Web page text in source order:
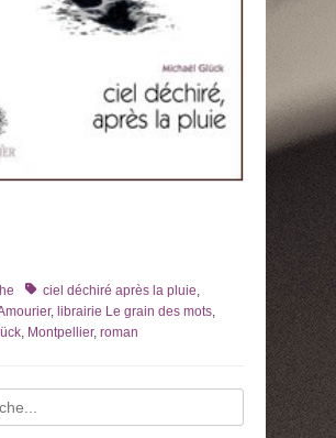
Tagsciel déchiré après la pluie
, librairie Le grain des mots
Montpellier, roman